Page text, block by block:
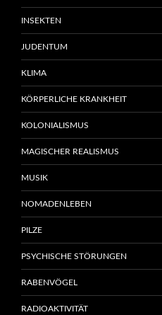
INSEKTEN
JUDENTUM
KLIMA
KÖRPERLICHE KRANKHEIT
KOLONIALISMUS
MAGISCHER REALISMUS
MUSIK
NOMADENLEBEN
PILZE
PSYCHISCHE STÖRUNGEN
RABENVÖGEL
RADIOAKTIVITÄT